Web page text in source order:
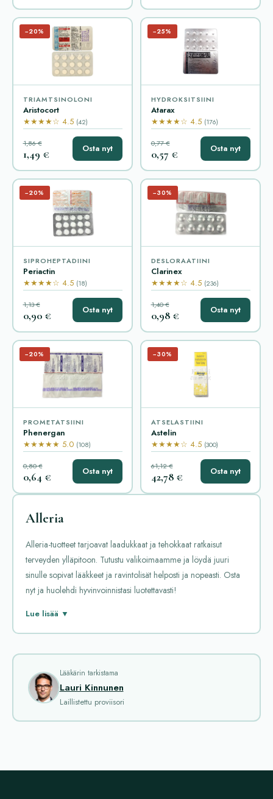
−20%
TRIAMTSINOLONI
Aristocort
★★★★☆ 4.5 (42)
1,86 €
1,49 € Osta nyt
−25%
HYDROKSITSIINI
Atarax
★★★★☆ 4.5 (176)
0,77 €
0,57 € Osta nyt
−20%
SIPROHEPTADIINI
Periactin
★★★★☆ 4.5 (18)
1,13 €
0,90 € Osta nyt
−30%
DESLORAATIINI
Clarinex
★★★★☆ 4.5 (236)
1,40 €
0,98 € Osta nyt
−20%
PROMETATSIINI
Phenergan
★★★★★ 5.0 (108)
0,80 €
0,64 € Osta nyt
−30%
ATSELASTIINI
Astelin
★★★★☆ 4.5 (300)
61,12 €
42,78 € Osta nyt
Alleria
Alleria-tuotteet tarjoavat laadukkaat ja tehokkaat ratkaisut
terveyden ylläpitoon. Tutustu valikoimaamme ja löydä juuri
sinulle sopivat lääkkeet ja ravintolisät helposti ja nopeasti. Osta
nyt ja huolehdi hyvinvoinnistasi luotettavasti!
Alleria-luokka kattaa useita suosittuja lääkkeitä, jotka auttavat
hoitoon. Tässä tekstissä käymme läpi tärkeimmät lääkkeet ja
niiden vaikutukset.
Allegra on tehokas antihistamiini, joka auttaa nopeasti
lievittämään allergiaoireita. Se vähentää aivastelua, nenän
tukkoisuutta ja kutinaa. Allegra vaikuttaa ilman uneliaisuutta,
kestää pitkään.
Lue lisää ▼
Lääkärin tarkistama
Lauri Kinnunen
Laillistettu proviisori